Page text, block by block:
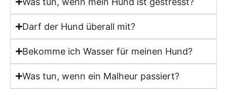
Darf der Hund überall mit?
Bekomme ich Wasser für meinen Hund?
Was tun, wenn ein Malheur passiert?